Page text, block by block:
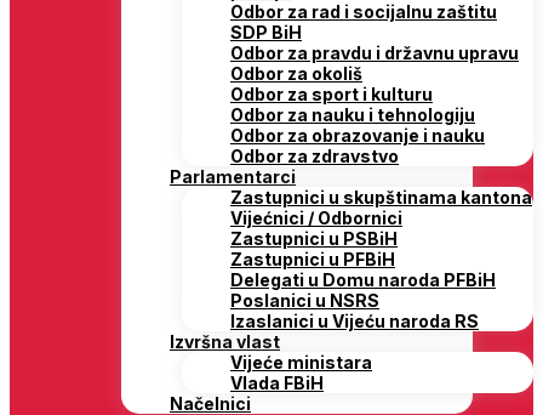
Odbor za rad i socijalnu zaštitu
SDP BiH
Odbor za pravdu i državnu upravu
Odbor za okoliš
Odbor za sport i kulturu
Odbor za nauku i tehnologiju
Odbor za obrazovanje i nauku
Odbor za zdravstvo
Parlamentarci
Zastupnici u skupštinama kantona
Vijećnici / Odbornici
Zastupnici u PSBiH
Zastupnici u PFBiH
Delegati u Domu naroda PFBiH
Poslanici u NSRS
Izaslanici u Vijeću naroda RS
Izvršna vlast
Vijeće ministara
Vlada FBiH
Načelnici